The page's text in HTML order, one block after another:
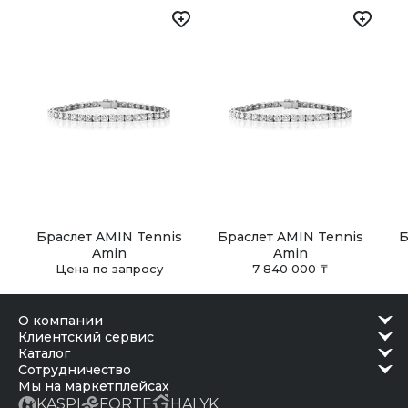
самовывоз из наших бутиков. Заказ можно получить в
удобное время после подтверждения готовности.
Браслет AMIN Tennis
Amin
Цена по запросу
Браслет AMIN Tennis
Amin
7 840 000 ₸
о компании
клиентский сервис
каталог
сотрудничество
Мы на маркетплейсах
KASPI FORTE HALYK